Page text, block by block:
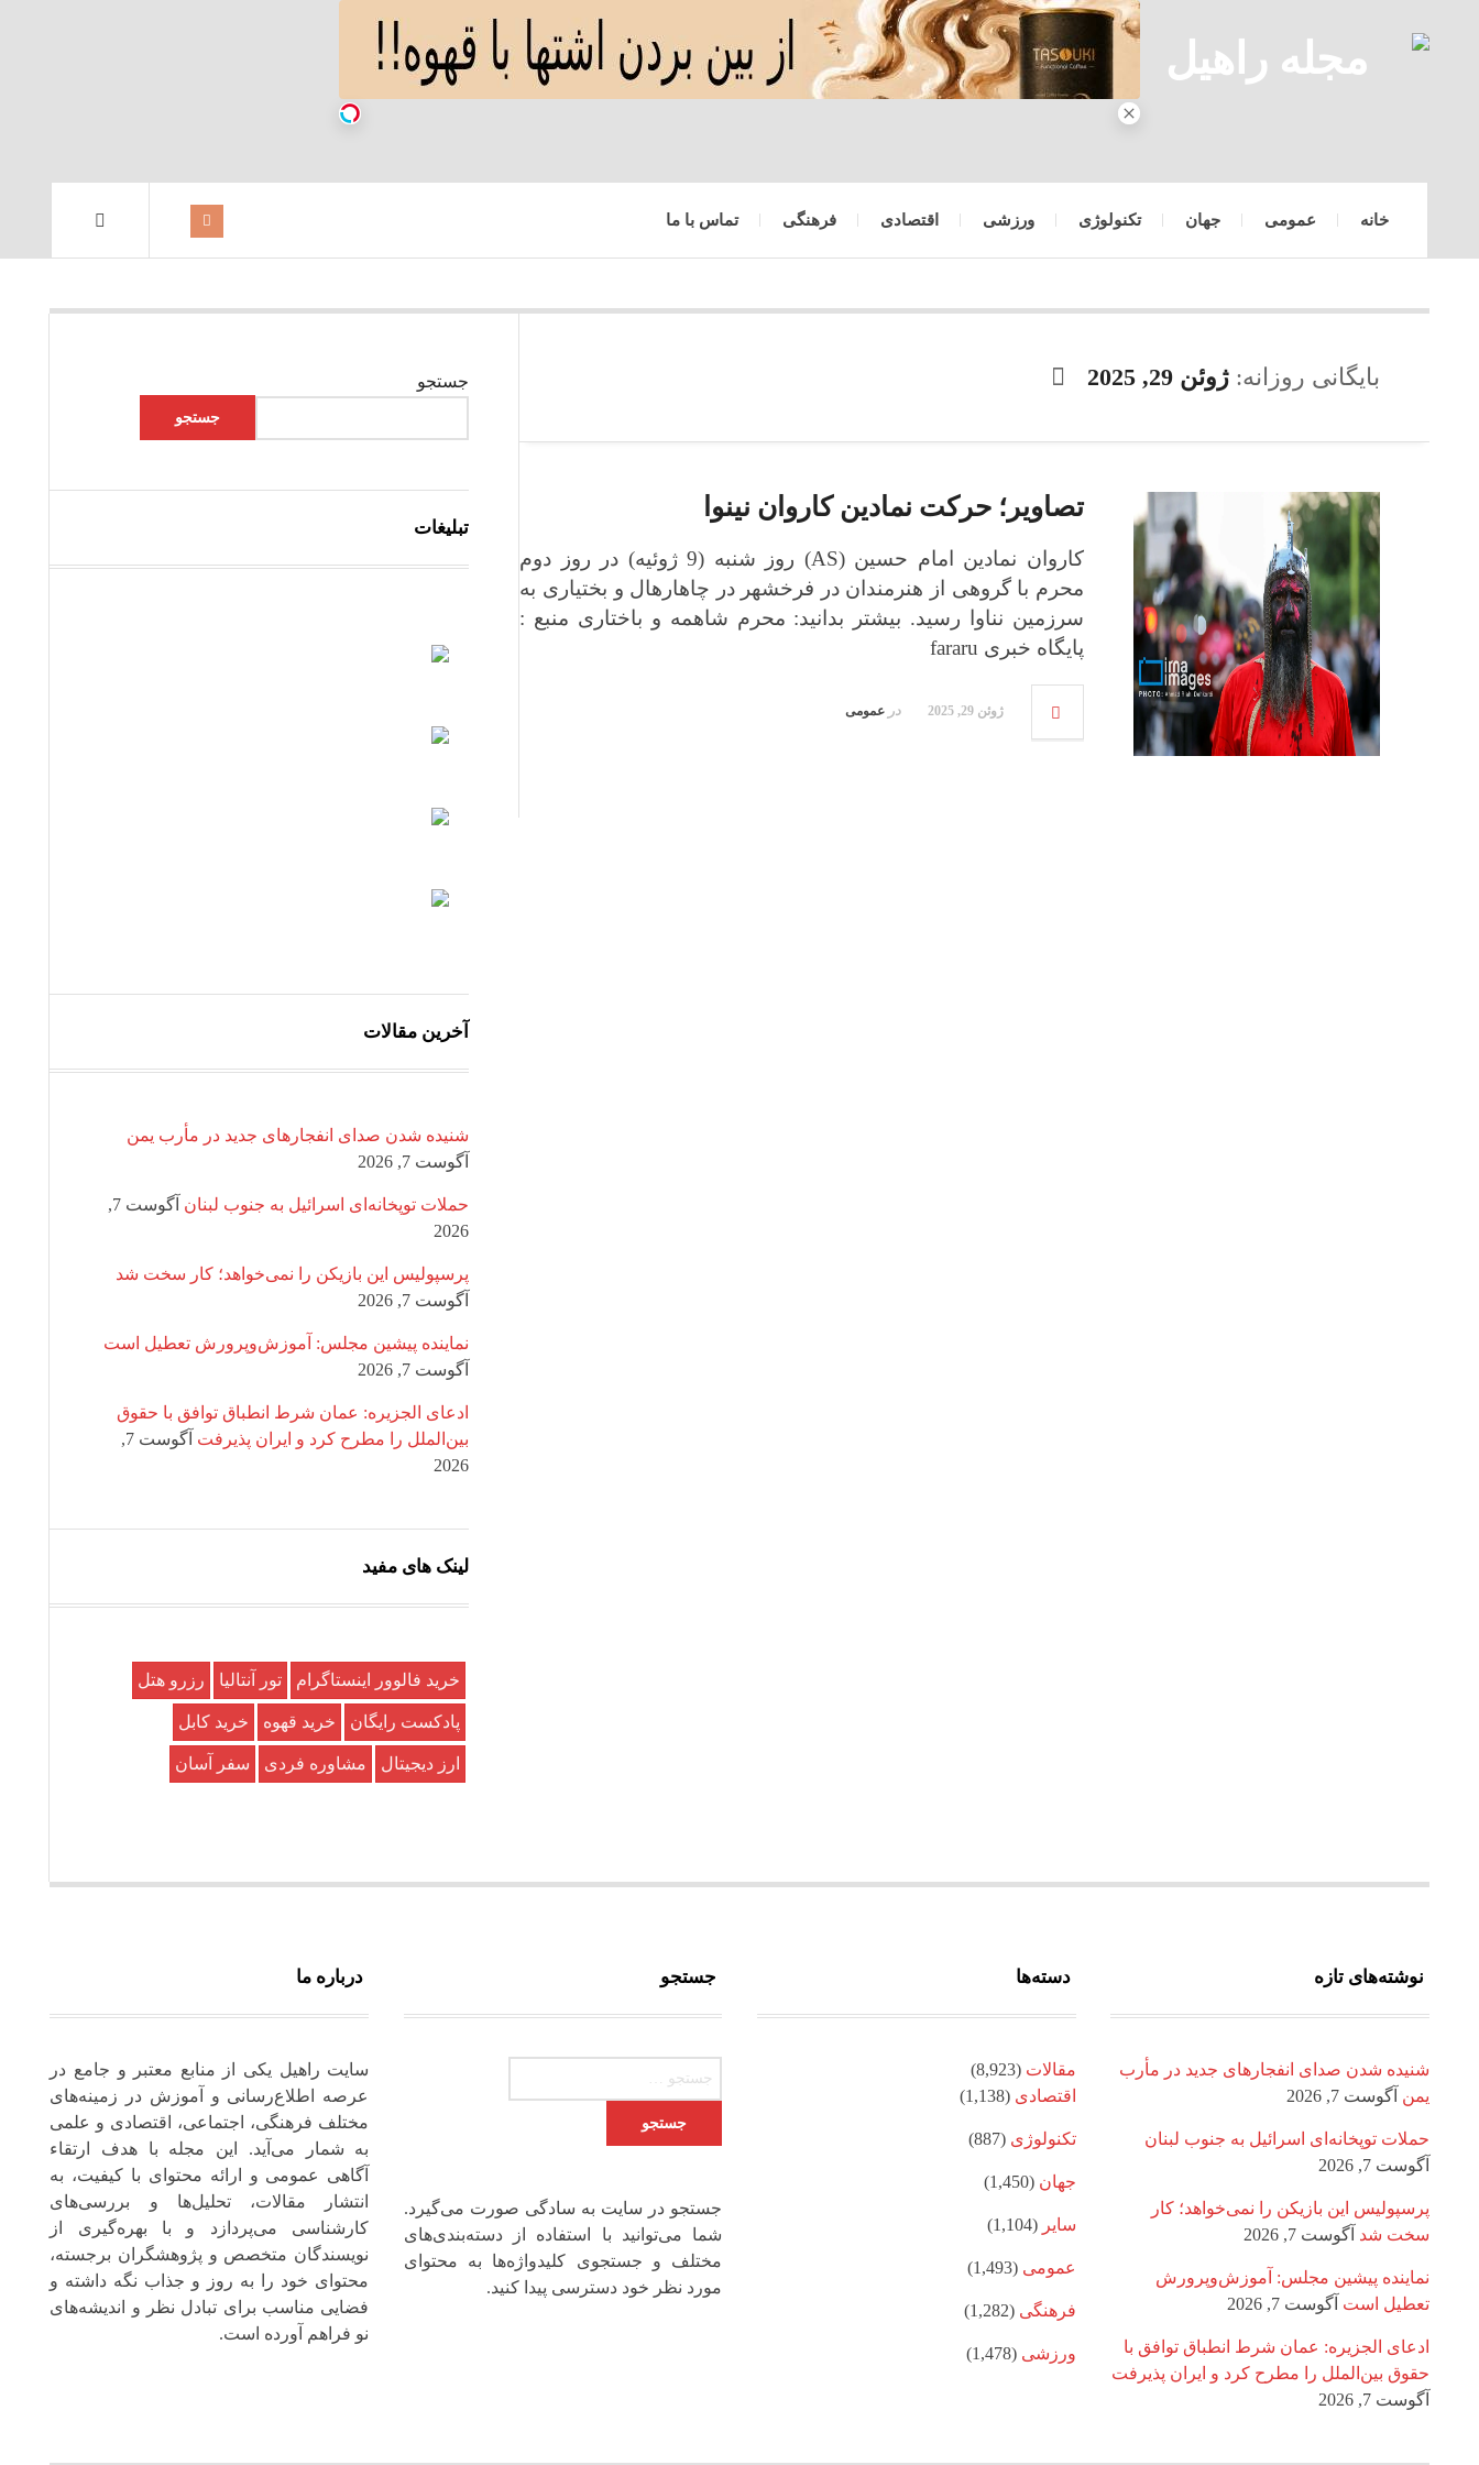
خانه عمومی جهان تکنولوژی ورزشی اقتصادی فرهنگی تماس با ما
بایگانی روزانه: ژوئن 29, 2025
تصاویر؛ حرکت نمادین کاروان نینوا
کاروان نمادین امام حسین (AS) روز شنبه (9 ژوئیه) در روز دوم
محرم با گروهی از هنرمندان در فرخشهر در چاهارهال و بختیاری به
سرزمین نناوا رسید. بیشتر بدانید: محرم شاهمه و باختاری منبع :
پایگاه خبری fararu
ژوئن 29, 2025 در عمومی
جستجو
جستجو
تبلیغات
آخرین مقالات
شنیده شدن صدای انفجارهای جدید در مأرب یمن
آگوست 7, 2026
حملات توپخانه‌ای اسرائیل به جنوب لبنان
آگوست 7,
2026
پرسپولیس این بازیکن را نمی‌خواهد؛ کار سخت شد
آگوست 7, 2026
نماینده پیشین مجلس: آموزش‌وپرورش تعطیل است
آگوست 7, 2026
ادعای الجزیره: عمان شرط انطباق توافق با حقوق
بین‌الملل را مطرح کرد و ایران پذیرفت
آگوست 7,
2026
لینک های مفید
خرید فالوور اینستاگرام تور آنتالیا رزرو هتل
پادکست رایگان خرید قهوه خرید کابل
ارز دیجیتال مشاوره فردی سفر آسان
نوشته‌های تازه
شنیده شدن صدای انفجارهای جدید در مأرب
یمن آگوست 7, 2026
حملات توپخانه‌ای اسرائیل به جنوب لبنان
آگوست 7, 2026
پرسپولیس این بازیکن را نمی‌خواهد؛ کار
سخت شد آگوست 7, 2026
نماینده پیشین مجلس: آموزش‌وپرورش
تعطیل است آگوست 7, 2026
ادعای الجزیره: عمان شرط انطباق توافق با
حقوق بین‌الملل را مطرح کرد و ایران پذیرفت
آگوست 7, 2026
دسته‌ها
مقالات (8,923)
اقتصادی (1,138)
تکنولوژی (887)
جهان (1,450)
سایر (1,104)
عمومی (1,493)
فرهنگی (1,282)
ورزشی (1,478)
جستجو
جستجو در سایت به سادگی صورت می‌گیرد.
شما می‌توانید با استفاده از دسته‌بندی‌های
مختلف و جستجوی کلیدواژه‌ها به محتوای
مورد نظر خود دسترسی پیدا کنید.
درباره ما
سایت راهیل یکی از منابع معتبر و جامع در
عرصه اطلاع‌رسانی و آموزش در زمینه‌های
مختلف فرهنگی، اجتماعی، اقتصادی و علمی
به شمار می‌آید. این مجله با هدف ارتقاء
آگاهی عمومی و ارائه محتوای با کیفیت، به
انتشار مقالات، تحلیل‌ها و بررسی‌های
کارشناسی می‌پردازد و با بهره‌گیری از
نویسندگان متخصص و پژوهشگران برجسته،
محتوای خود را به‌ روز و جذاب نگه‌ داشته و
فضایی مناسب برای تبادل نظر و اندیشه‌های
نو فراهم آورده است.